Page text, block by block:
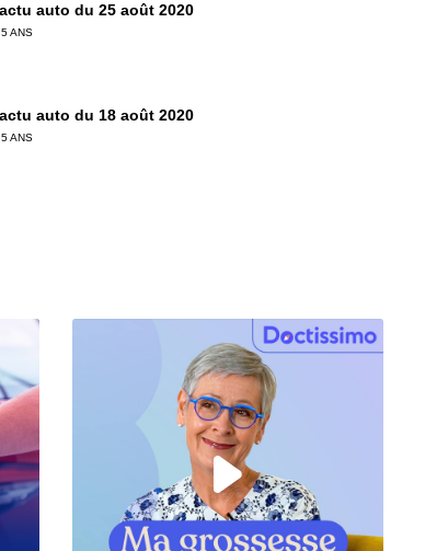
auto du 25 août 2020
ANS
auto du 18 août 2020
ANS
auto du 04 août 2020
ANS
auto du 28 juillet 2020
ANS
auto du 24 juillet 2020